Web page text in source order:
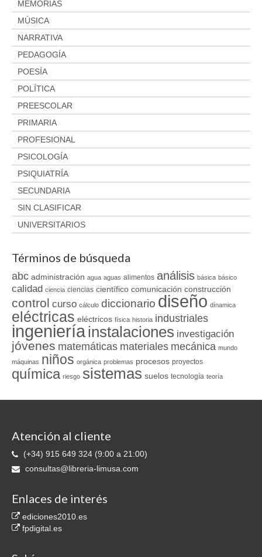
MEMORIAS
MÚSICA
NARRATIVA
PEDAGOGÍA
POESÍA
POLÍTICA
PREESCOLAR
PRIMARIA
PROFESIONAL
PSICOLOGÍA
PSIQUIATRÍA
SECUNDARIA
SIN CLASIFICAR
UNIVERSITARIOS
Términos de búsqueda
abc administración agua aguas alimentos análisis básica básico
calidad ciencia ciencias científico comunicación construcción
control curso cálculo diccionario diseño dínamica
eléctricas eléctricos física historia industriales
ingenieríainstalaciones investigación
jóvenes matemáticas materiales mecánica mundo
máquinas niños orgánica problemas procesos proyectos
química riesgo sistemas suelos tecnología teoría
Atención al cliente
(+34) 915 649 324 (9:00 a 21:00)
consultas@libreria-limusa.com
Enlaces de interés
ediciones2010.es
fpdigital.es